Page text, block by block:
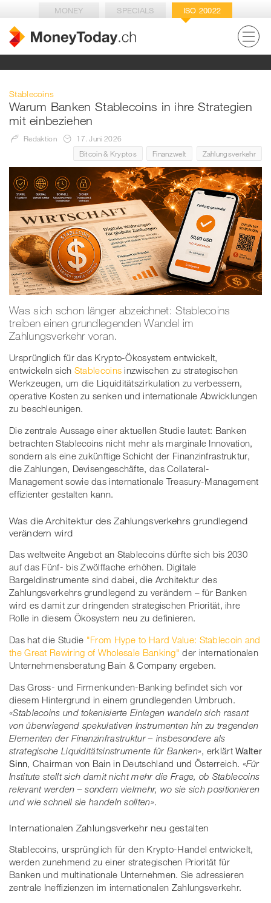
MONEY SPECIALS ISO 20022
Stablecoins
Warum Banken Stablecoins in ihre Strategien
mit einbeziehen
Redaktion
17. Juni 2026
Bitcoin & Kryptos
Finanzwelt Zahlungsverkehr
Was sich schon länger abzeichnet: Stablecoins
treiben einen grundlegenden Wandel im
Zahlungsverkehr voran.
Ursprünglich für das Krypto-Ökosystem entwickelt,
entwickeln sich Stablecoins inzwischen zu strategischen
Werkzeugen, um die Liquiditätszirkulation zu verbessern,
operative Kosten zu senken und internationale Abwicklungen
zu beschleunigen.
Die zentrale Aussage einer aktuellen Studie lautet: Banken
betrachten Stablecoins nicht mehr als marginale Innovation,
sondern als eine zukünftige Schicht der Finanzinfrastruktur,
die Zahlungen, Devisengeschäfte, das Collateral-
Management sowie das internationale Treasury-Management
effizienter gestalten kann.
Was die Architektur des Zahlungsverkehrs grundlegend
verändern wird
Das weltweite Angebot an Stablecoins dürfte sich bis 2030
auf das Fünf- bis Zwölffache erhöhen. Digitale
Bargeldinstrumente sind dabei, die Architektur des
Zahlungsverkehrs grundlegend zu verändern – für Banken
wird es damit zur dringenden strategischen Priorität, ihre
Rolle in diesem Ökosystem neu zu definieren.
Das hat die Studie "From Hype to Hard Value: Stablecoin and
the Great Rewiring of Wholesale Banking" der internationalen
Unternehmensberatung Bain & Company ergeben.
Das Gross- und Firmenkunden-Banking befindet sich vor
diesem Hintergrund in einem grundlegenden Umbruch.
«Stablecoins und tokenisierte Einlagen wandeln sich rasant
von überwiegend spekulativen Instrumenten hin zu tragenden
Elementen der Finanzinfrastruktur – insbesondere als
strategische Liquiditätsinstrumente für Banken», erklärtWalter
Sinn, Chairman von Bain in Deutschland und Österreich. «Für
Institute stellt sich damit nicht mehr die Frage, ob Stablecoins
relevant werden – sondern vielmehr, wo sie sich positionieren
und wie schnell sie handeln sollten».
Internationalen Zahlungsverkehr neu gestalten
Stablecoins, ursprünglich für den Krypto-Handel entwickelt,
werden zunehmend zu einer strategischen Priorität für
Banken und multinationale Unternehmen. Sie adressieren
zentrale Ineffizienzen im internationalen Zahlungsverkehr.